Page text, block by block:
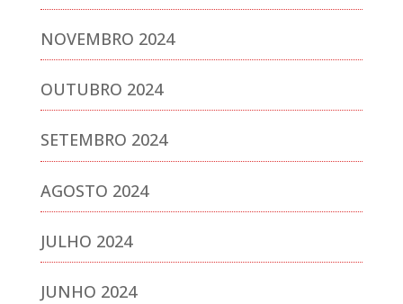
NOVEMBRO 2024
OUTUBRO 2024
SETEMBRO 2024
AGOSTO 2024
JULHO 2024
JUNHO 2024